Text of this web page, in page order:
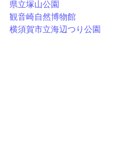
県立塚山公園
観音崎自然博物館
横須賀市立海辺つり公園